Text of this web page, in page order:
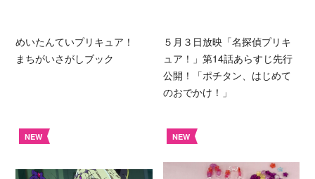
めいたんていプリキュア！
まちがいさがしブック
５月３日放映「名探偵プリキ
ュア！」第14話あらすじ先行
公開！「ポチタン、はじめて
のおでかけ！」
NEW NEW